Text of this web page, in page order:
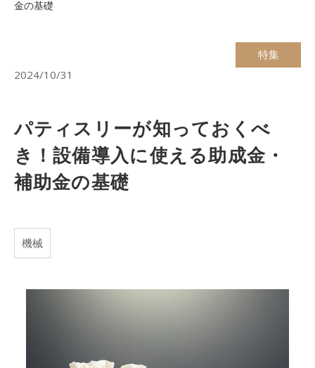
金の基礎
特集
2024/10/31
パティスリーが知っておくべ
き！設備導入に使える助成金・
補助金の基礎
機械